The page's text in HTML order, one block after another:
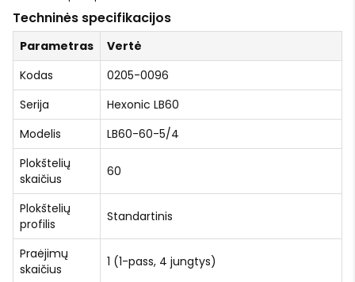
Techninės specifikacijos
Parametras
Vertė
Kodas
0205-0096
Serija
Hexonic LB60
Modelis
LB60-60-5/4
Plokštelių
skaičius
60
Plokštelių
profilis
Standartinis
Praėjimų
skaičius
1 (1-pass, 4 jungtys)